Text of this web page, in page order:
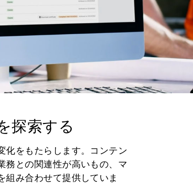
探索する
化をもたらします。コンテン
務との関連性が高いもの、マ
組み合わせて提供していま